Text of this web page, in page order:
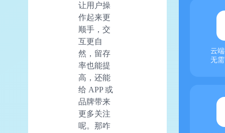
让用户操
作起来更
顺手，交
互更自
然，留存
率也能提
高，还能
给 APP 或
品牌带来
更多关注
呢。那咋
云
无